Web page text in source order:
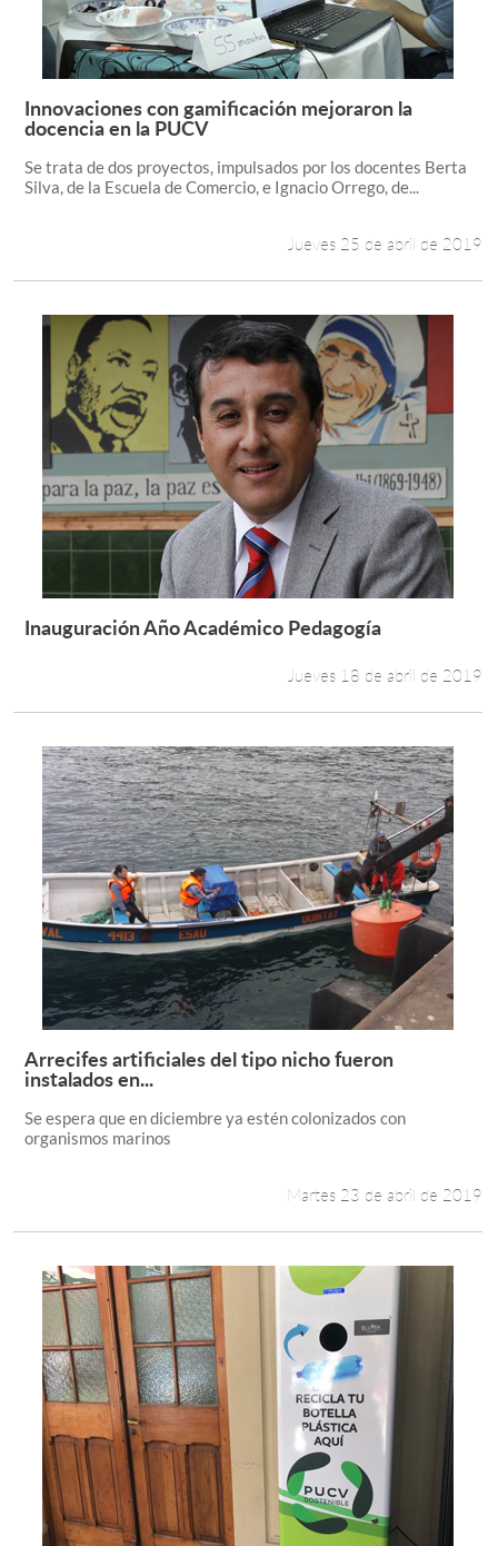
Leer más +
Innovaciones con gamificación mejoraron la
docencia en la PUCV
Se trata de dos proyectos, impulsados por los docentes Berta
Silva, de la Escuela de Comercio, e Ignacio Orrego, de...
Jueves 25 de abril de 2019
Leer más +
Inauguración Año Académico Pedagogía
Jueves 18 de abril de 2019
Leer más +
Arrecifes artificiales del tipo nicho fueron
instalados en...
Se espera que en diciembre ya estén colonizados con
organismos marinos
Martes 23 de abril de 2019